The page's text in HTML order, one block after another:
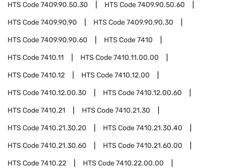
HTS Code7409.90.50.30 HTS Code7409.90.50.60
HTS Code7409.90.90 HTS Code7409.90.90.30
HTS Code7409.90.90.60 HTS Code7410
HTS Code7410.11 HTS Code7410.11.00.00
HTS Code7410.12 HTS Code7410.12.00
HTS Code7410.12.00.30 HTS Code7410.12.00.60
HTS Code7410.21 HTS Code7410.21.30
HTS Code7410.21.30.20 HTS Code7410.21.30.40
HTS Code7410.21.30.60 HTS Code7410.21.60.00
HTS Code7410.22 HTS Code7410.22.00.00